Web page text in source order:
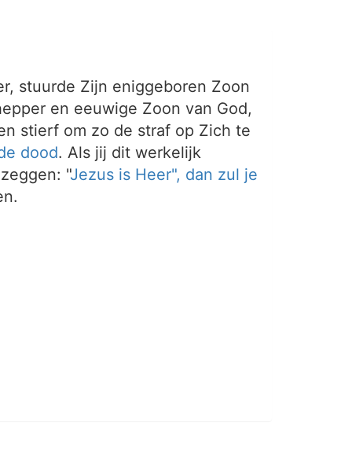
stuurde Zijn eniggeboren Zoon
en eeuwige Zoon van God,
stierf om zo de straf op Zich te
dood. Als jij dit werkelijk
"Jezus is Heer", dan zul je